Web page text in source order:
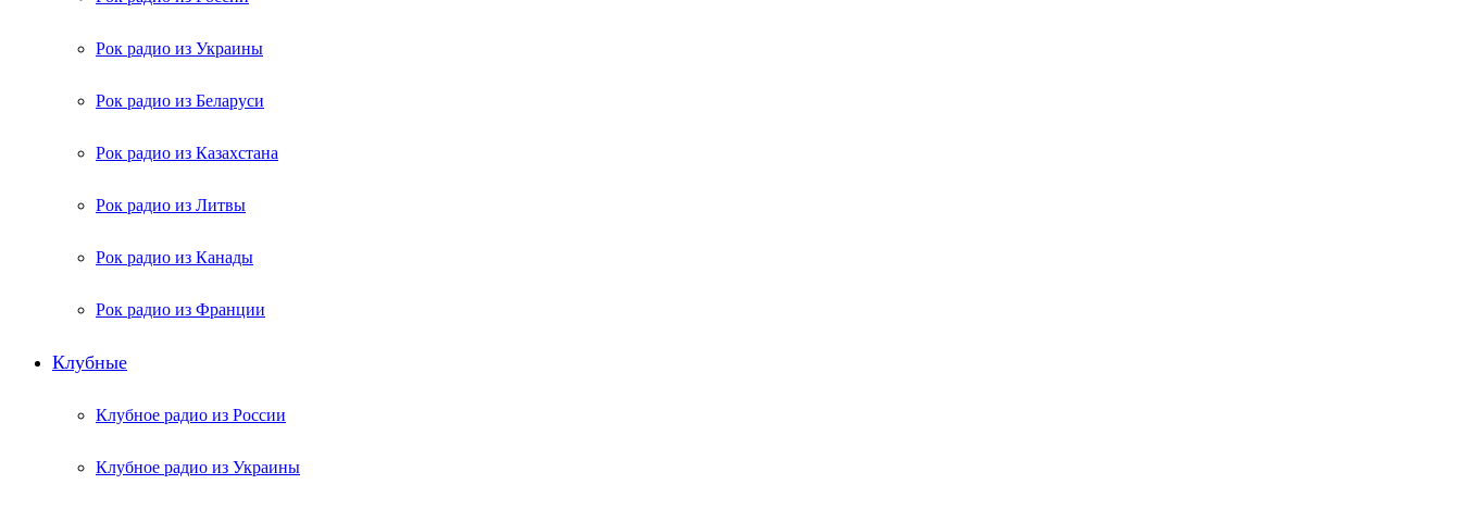
Рок радио из Украины
Рок радио из Беларуси
Рок радио из Казахстана
Рок радио из Литвы
Рок радио из Канады
Рок радио из Франции
Клубные
Клубное радио из России
Клубное радио из Украины